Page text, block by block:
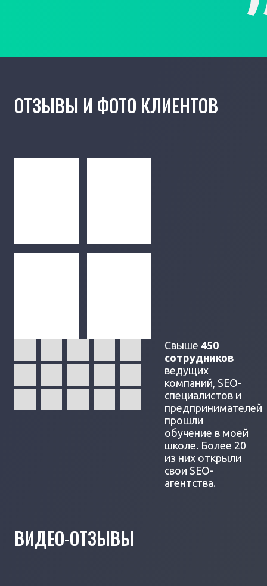
ОТЗЫВЫ И ФОТО КЛИЕНТОВ
Свыше 450
сотрудников
ведущих
компаний, SEO-
специалистов и
предпринимателей
прошли
обучение в моей
школе. Более 20
из них открыли
свои SEO-
агентства.
ВИДЕО-ОТЗЫВЫ